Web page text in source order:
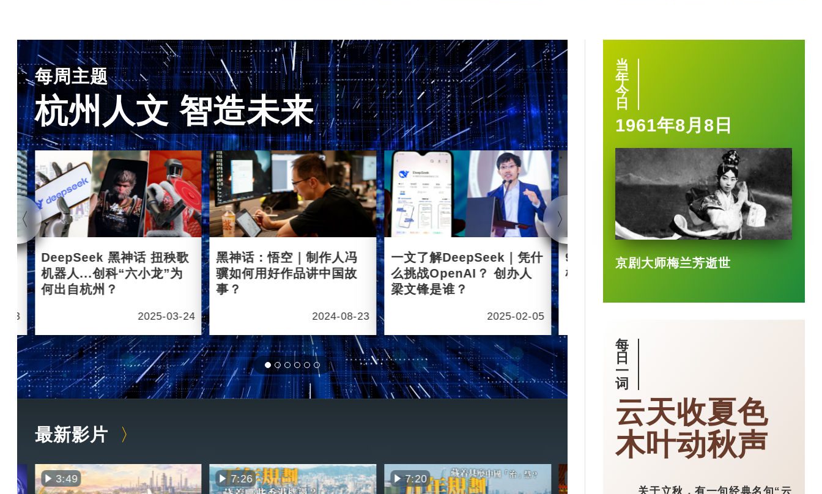
每周主题
杭州人文 智造未来
03
DeepSeek 黑神话 扭秧歌
机器人...创科“六小龙”为
何出自杭州？
2025-03-24
黑神话：悟空｜制作人冯
骥如何用好作品讲中国故
事？
2024-08-23
一文了解DeepSeek｜凭什
么挑战OpenAI？ 创办人
梁文锋是谁？
2025-02-05
90后王兴兴 “英语学渣”是
机械人天才
1:40
最新影片
3:49 7:26 7:20
当
年
今
日
1961年8月8日
京剧大师梅兰芳逝世
每
日
一
词
云天收夏色
木叶动秋声
关于立秋，有一句经典名句“云